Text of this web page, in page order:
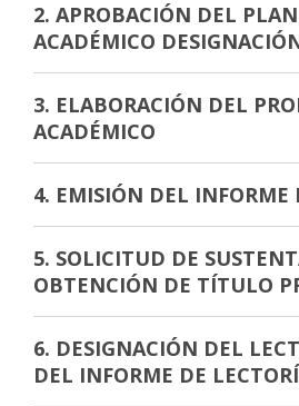
2. APROBACIÓN DEL
ACADÉMICO
3. ELABORACIÓN DEL
ACADÉMICO
4. EMISIÓN DEL INFORME
5. SOLICITUD DE
OBTENCIÓN DE TÍTULO
6. DESIGNACIÓN DEL
DEL INFORME DE